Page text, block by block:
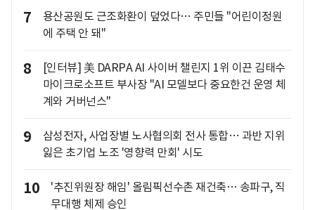
7
용산공원도 근조화환이 덮었다… 주민들 "어린이정원
에 주택 안 돼"
8
[인터뷰] 美 DARPA AI 사이버 챌린지 1위 이끈 김태수
마이크로소프트 부사장 "AI 모델보다 중요한건 운영 체
계와 거버넌스"
9
삼성전자, 사업장별 노사협의회 전사 통합… 과반 지위
잃은 초기업 노조 '영향력 만회' 시도
10
'추진위원장 해임' 올림픽선수촌 재건축… 송파구, 직
무대행 체제 승인